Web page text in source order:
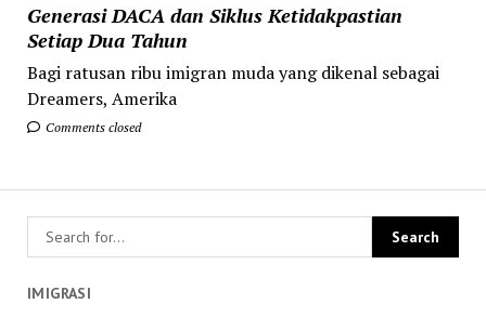
Generasi DACA dan Siklus Ketidakpastian
Setiap Dua Tahun
Bagi ratusan ribu imigran muda yang dikenal sebagai
Dreamers, Amerika
Comments closed
IMIGRASI